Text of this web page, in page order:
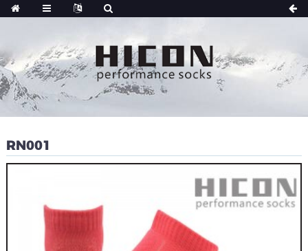
RN001